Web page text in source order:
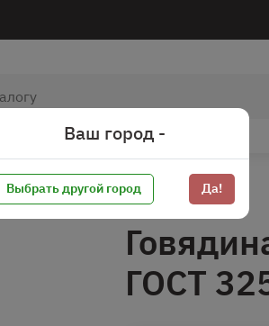
ГОСТ
Ваш город -
Выбрать другой город Да!